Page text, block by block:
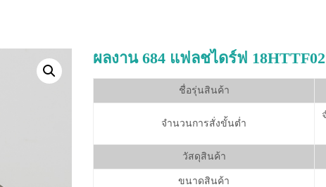
ผลงาน 684 แฟลชไดร์ฟ
ชื่อรุ่นสินค้า
จำนวนการสั่งขั้นต่ำ
วัสดุสินค้า
ขนาดสินค้า